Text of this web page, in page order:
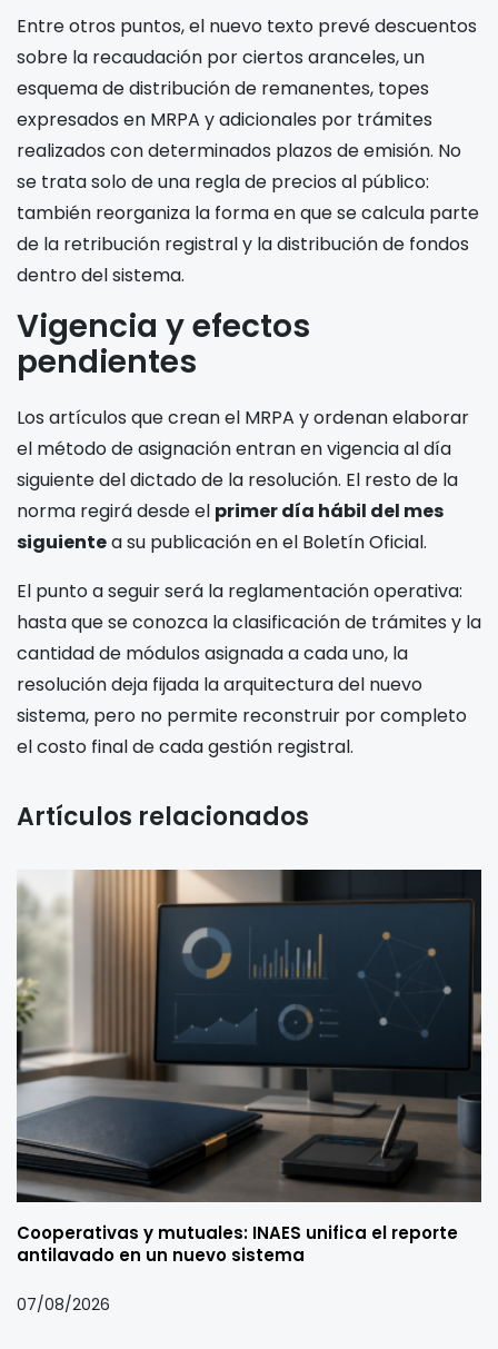
Entre otros puntos, el nuevo texto prevé descuentos
sobre la recaudación por ciertos aranceles, un
esquema de distribución de remanentes, topes
expresados en MRPA y adicionales por trámites
realizados con determinados plazos de emisión. No
se trata solo de una regla de precios al público:
también reorganiza la forma en que se calcula parte
de la retribución registral y la distribución de fondos
dentro del sistema.
Vigencia y efectos
pendientes
Los artículos que crean el MRPA y ordenan elaborar
el método de asignación entran en vigencia al día
siguiente del dictado de la resolución. El resto de la
norma regirá desde el primer día hábil del mes
siguientea su publicación en el Boletín Oficial.
El punto a seguir será la reglamentación operativa:
hasta que se conozca la clasificación de trámites y la
cantidad de módulos asignada a cada uno, la
resolución deja fijada la arquitectura del nuevo
sistema, pero no permite reconstruir por completo
el costo final de cada gestión registral.
Artículos relacionados
Cooperativas y mutuales: INAES unifica el reporte
antilavado en un nuevo sistema
07/08/2026